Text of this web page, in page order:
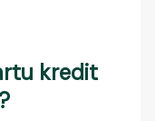
kredit